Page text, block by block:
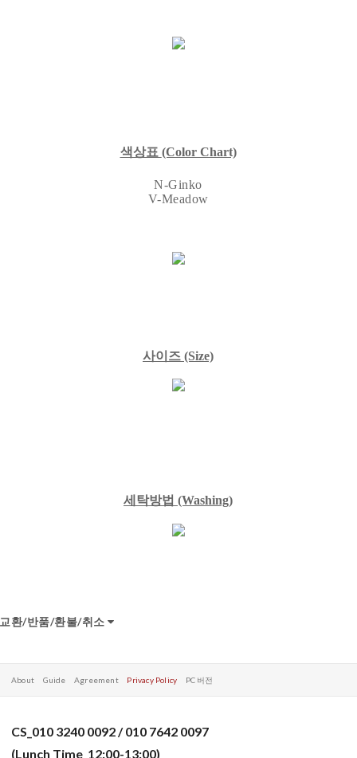
색상표 (Color Chart)
N-Ginko
V-Meadow
사이즈 (Size)
세탁방법 (Washing)
교환/반품/환불/취소
About Guide Agreement Privacy Policy PC 버전
CS_010 3240 0092 / 010 7642 0097
(Lunch Time_12:00-13:00)